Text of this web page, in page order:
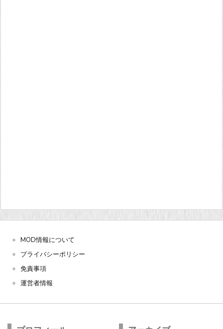
MOD情報について
プライバシーポリシー
免責事項
運営者情報